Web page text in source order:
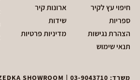
חיפוי עץ לקיר
ארונות קיר
ספריות
שידות
הצהרת נגישות
מדיניות פרטיות
תנאי שימוש
משרד: 03-9043710